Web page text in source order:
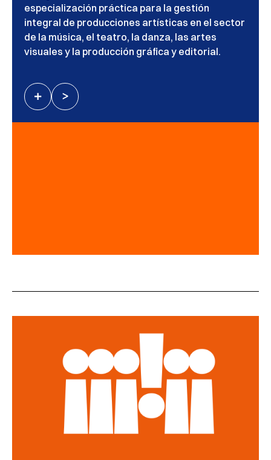
especialización práctica para la gestión
integral de producciones artísticas en el sector
de la música, el teatro, la danza, las artes
visuales y la producción gráfica y editorial.